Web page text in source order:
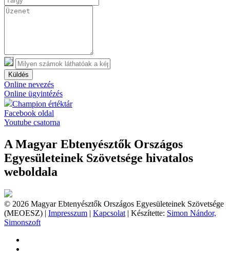
Küldés
Online nevezés
Online ügyintézés
Champion értéktár
Facebook oldal
Youtube csatorna
A Magyar Ebtenyésztők Országos
Egyesületeinek Szövetsége hivatalos
weboldala
© 2026 Magyar Ebtenyésztők Országos Egyesületeinek Szövetsége
(MEOESZ) | Impresszum | Kapcsolat | Készítette: Simon Nándor,
Simonszoft